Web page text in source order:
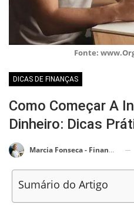
Fonte:
DICAS DE FINANÇAS
Como Começar A
Dinheiro: Dicas
Marcia Fonseca - Financial Consultant
Sumário do Artigo